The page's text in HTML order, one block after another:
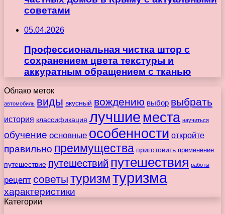
советами
05.04.2026
Профессиональная чистка штор с
сохранением цвета текстуры и
аккуратным обращением с тканью
Облако меток
автомобиль виды вкусный вождению выбор выбрать
история классификация лучшиеместа научиться
обучение основные особенности откройте
правильно преимущества приготовить применение
путешествие путешествий путешествия работы
рецепт советы туризмтуризма
характеристики
Категории